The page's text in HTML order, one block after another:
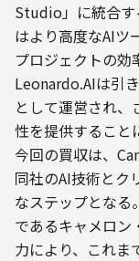
Studio」に統合す
はより高度なAIツ
プロジェクトの効
Leonardo.AIは引
として運営され
性を提供すること
今回の買収は、
同社のAI技術とク
なステップとなる
であるキャメロ
力により、これま